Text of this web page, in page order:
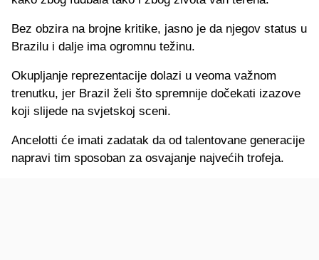
Bez obzira na brojne kritike, jasno je da njegov status u
Brazilu i dalje ima ogromnu težinu.
Okupljanje reprezentacije dolazi u veoma važnom
trenutku, jer Brazil želi što spremnije dočekati izazove
koji slijede na svjetskoj sceni.
Ancelotti će imati zadatak da od talentovane generacije
napravi tim sposoban za osvajanje najvećih trofeja.